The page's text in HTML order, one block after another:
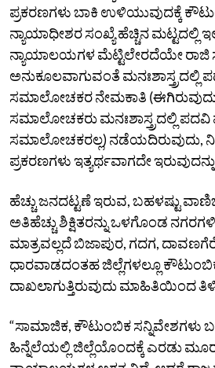
ಪ್ರಕರಣಗಳು ಬಾಕಿ ಉಳಿಯುವುದಕ್ಕೆ
ನ್ಯಾಯಾಧೀಶರ ಸಂಖ್ಯೆ ಹೆಚ್ಚಿನ ಮಟ್ಟದಲ್ಲಿ
ನ್ಯಾಯಾಲಯಗಳ ಮೆಟ್ಟಿಲೇರದೆಯೇ ರಾಜಿ
ಅನುಕೂಲವಾಗುವಂತೆ ಮನಃಶಾಸ್ತ್ರದಲ್ಲಿ
ಸಮಾಲೋಚಕರ ನೇಮಕಾತಿ
ಸಮಾಲೋಚಕರು ಮನಃಶಾಸ್ತ್ರದಲ್ಲಿ
ಸಮಾಲೋಚಕರಲ್ಲ) ನಡೆಯದಿರುವುದು,
ಪ್ರಕರಣಗಳು ಇತ್ಯರ್ಥವಾಗದೇ
ಹೆಚ್ಚು ಜನದಟ್ಟಣೆ ಇರುವ, ಬಹಳಷ್ಟು
ಅತಿಹೆಚ್ಚು ಶಿಕ್ಷಿತರನ್ನು ಒಳಗೊಂಡ
ಮಾತ್ರವಲ್ಲದೆ ಬಿಜಾಪುರ, ಗದಗ,
ಧಾರವಾಡದಂತಹ ಜಿಲ್ಲೆಗಳಲ್ಲೂ ಕೌಟುಂಬಿಕ
ದಾಖಲಾಗುತ್ತಿರುವುದು ಮಾಹಿತಿಯಿಂದ
“ಸಾಮಾಜಿಕ, ಕೌಟುಂಬಿಕ ಸನ್ನಿವೇಶಗಳು
ಹಿನ್ನೆಲೆಯಲ್ಲಿ ಜಿಲ್ಲೆಯೊಂದಕ್ಕೆ ಎರಡು